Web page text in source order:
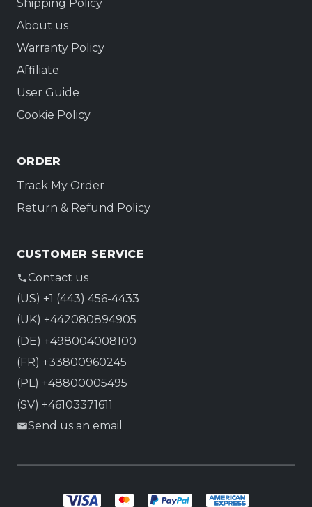
Shipping Policy
About us
Warranty Policy
Affiliate
User Guide
Cookie Policy
ORDER
Track My Order
Return & Refund Policy
CUSTOMER SERVICE
Contact us
(US) +1 (443) 456-4433
(UK) +442080894905
(DE) +498004008100
(FR) +33800960245
(PL) +48800005495
(SV) +46103371611
Send us an email